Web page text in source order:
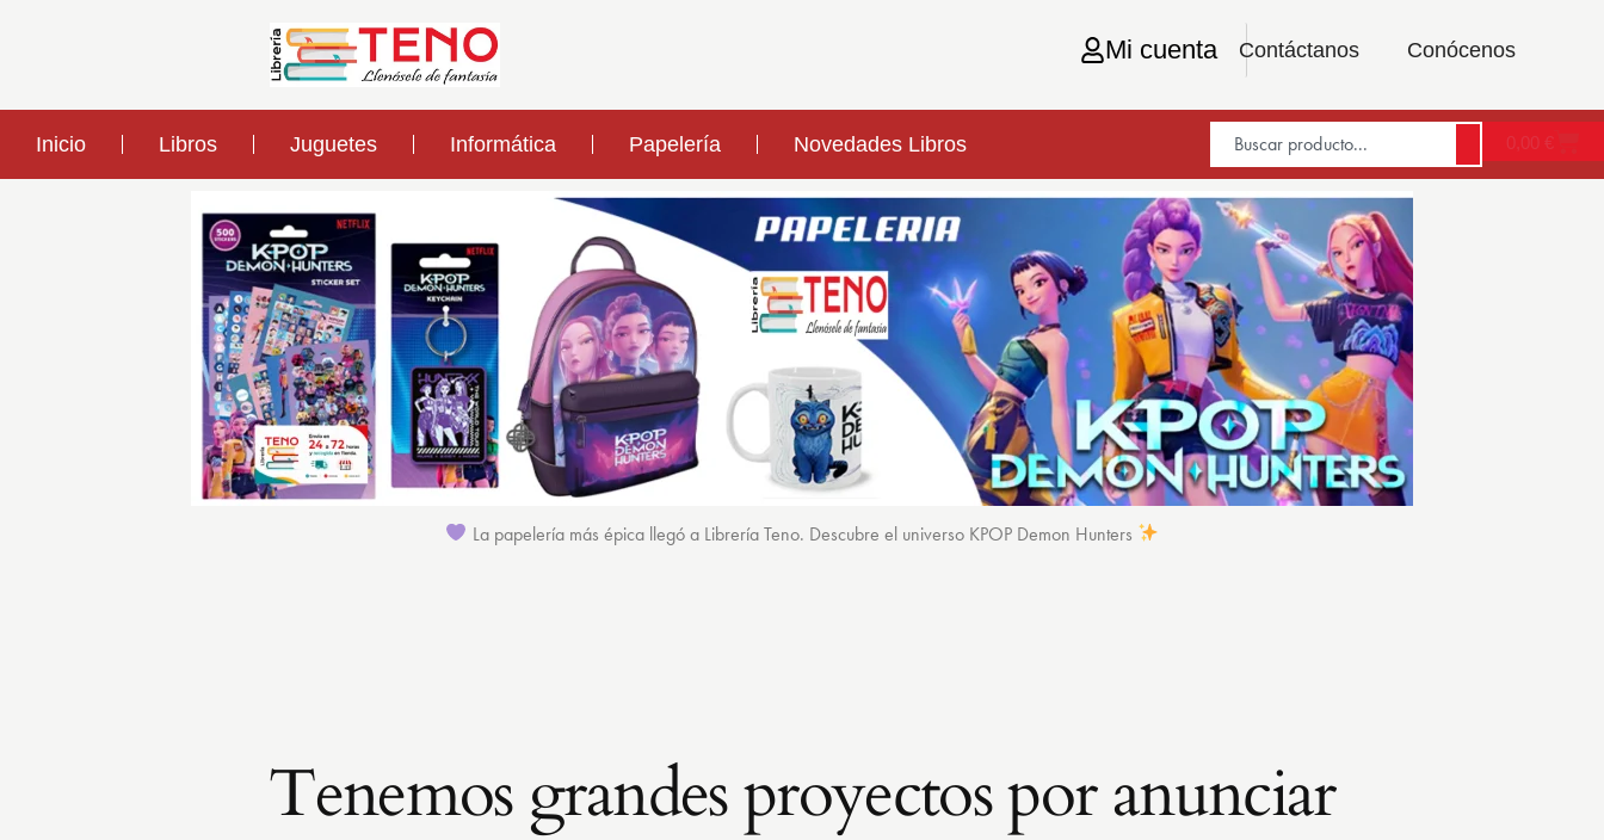
Contáctanos Conócenos
Mi cuenta
Inicio Libros Juguetes Informática Papelería Novedades Libros 0,00 €
La papelería más épica llegó a Librería Teno. Descubre el universo KPOP Demon Hunters
Tenemos grandes proyectos por anunciar